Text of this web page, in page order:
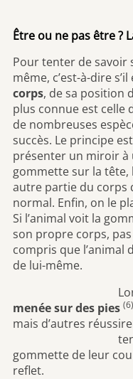
Être ou ne pas être ?
Pour tenter de savoir
même, c’est-à-dire s’il
corps, de sa position
plus connue est celle
de nombreuses
succès. Le principe
présenter un miroir à
gommette sur la tête,
autre partie du corps
normal. Enfin, on le
Si l’animal voit la
son propre corps, pas
compris que l’animal
de lui-même.
Lorsque
menée sur des pies (6)
mais d’autres
tentant
gommette de leur
reflet.